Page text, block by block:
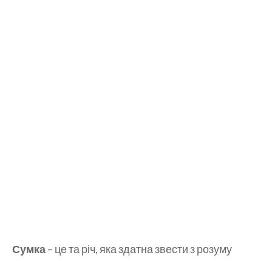
Сумка– це та річ, яка здатна звести з розуму